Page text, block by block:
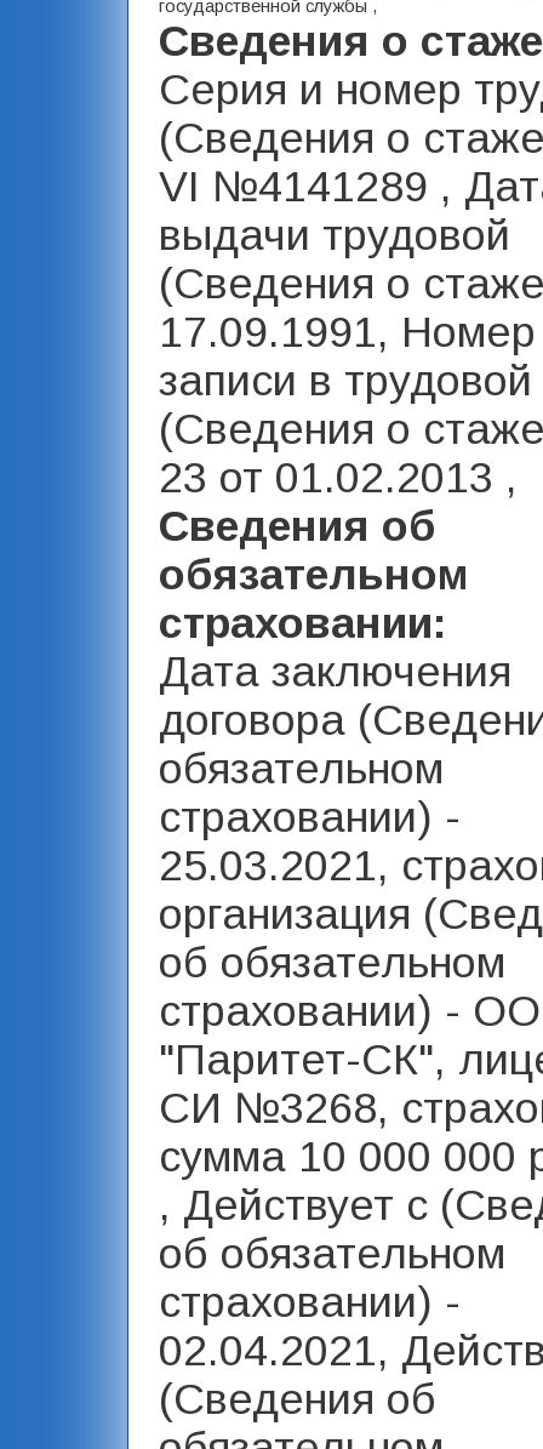
государственной службы ,
Сведения о
Серия и номер
(Сведения о
VI №4141289 ,
выдачи трудовой
(Сведения о
17.09.1991, Номер
записи в
(Сведения о
23 от 01.02.2013 ,
Сведения об
обязательном
страховании:
Дата заключения
договора
обязательном
страховании) -
25.03.2021,
организация
об обязательном
страховании) -
"Паритет-СК",
СИ №3268,
сумма 10 000 000
, Действует с
об обязательном
страховании) -
02.04.2021,
(Сведения об